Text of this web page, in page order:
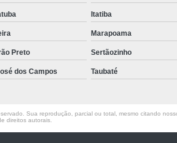
Itatiba
Marapoama
Preto Sertãozinho
dos Campos Taubaté
Sua reprodução, parcial ou total, mesmo citando
direitos autorais.